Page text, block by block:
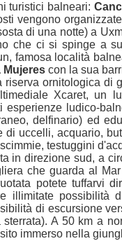
turistici balneari:
vengono
di una notte) a
che ci si spinge a
famosa località
Mujeres con la sua
riserva ornitologica di
Xcaret, un
ludico-
delfinario) ed
uccelli, acquario,
testuggini
in direzione sud, a
che guarda al
potete tuffarvi
illimitate possibilità
di escursione
A 50 km a
immerso nella